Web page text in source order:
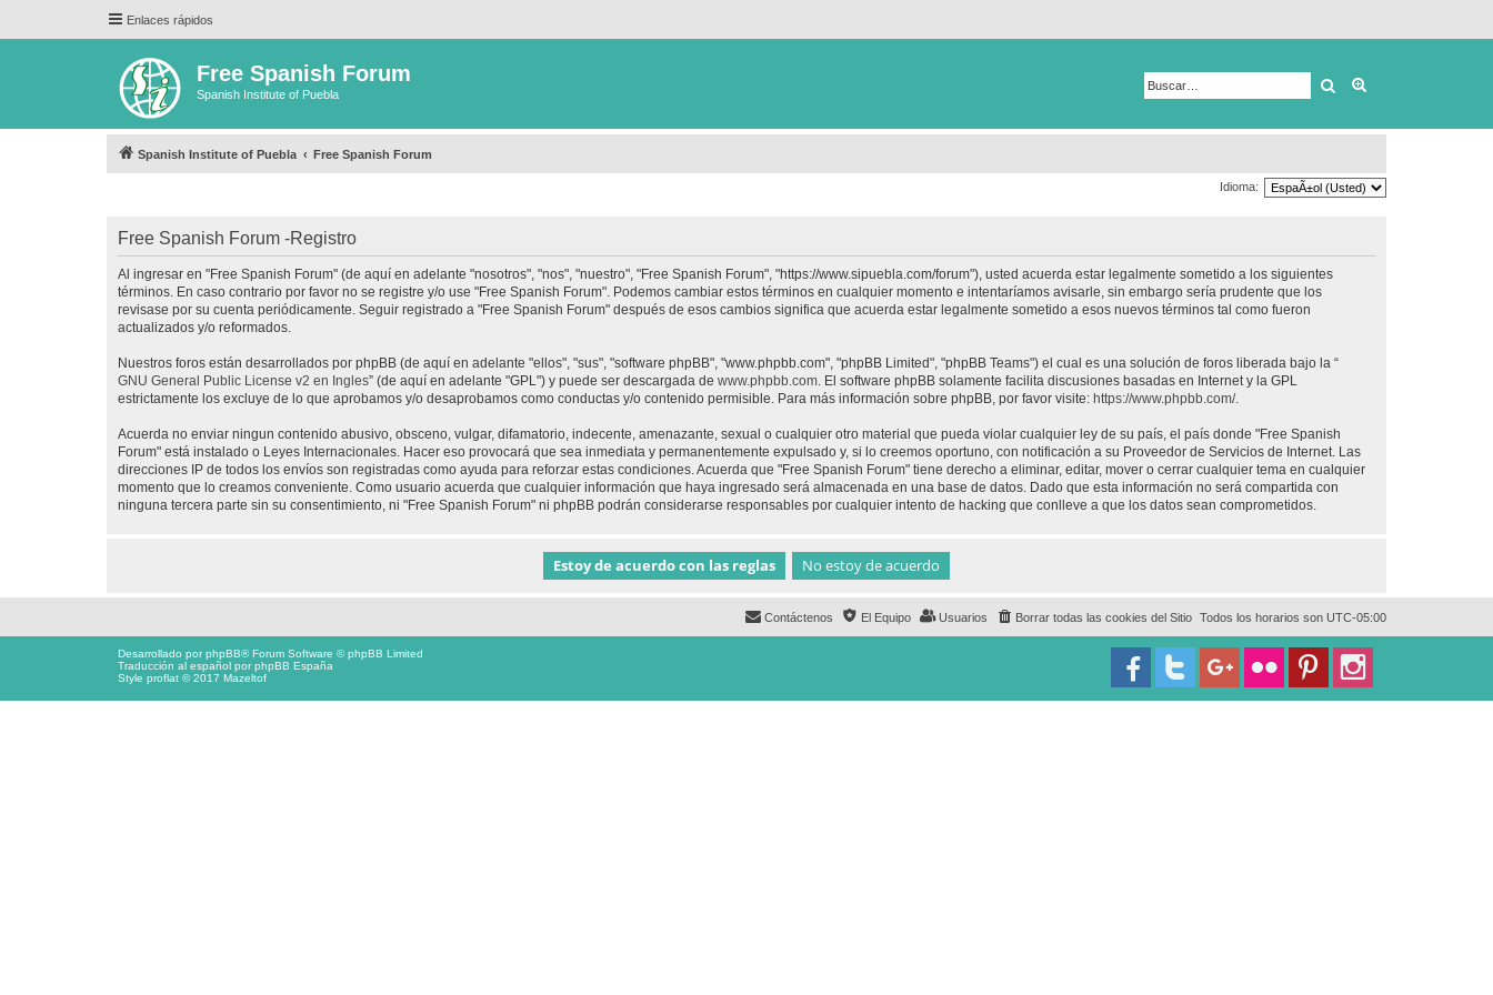
Enlaces rápidos
Free Spanish Forum
Spanish Institute of Puebla Buscar
Spanish Institute of Puebla Free Spanish Forum
Idioma:
Free Spanish Forum -Registro
Al ingresar en "Free Spanish Forum" (de aquí en adelante "nosotros", "nos", "nuestro", "Free Spanish Forum", "https://www.sipuebla.com/forum"), usted acuerda estar legalmente sometido a los siguientes
términos. En caso contrario por favor no se registre y/o use "Free Spanish Forum". Podemos cambiar estos términos en cualquier momento e intentaríamos avisarle, sin embargo sería prudente que los
revisase por su cuenta periódicamente. Seguir registrado a "Free Spanish Forum" después de esos cambios significa que acuerda estar legalmente sometido a esos nuevos términos tal como fueron
actualizados y/o reformados.
Nuestros foros están desarrollados por phpBB (de aquí en adelante "ellos", "sus", "software phpBB", "www.phpbb.com", "phpBB Limited", "phpBB Teams") el cual es una solución de foros liberada bajo la “
GNU General Public License v2 en Ingles” (de aquí en adelante "GPL") y puede ser descargada de www.phpbb.com . El software phpBB solamente facilita discusiones basadas en Internet y la GPL
estrictamente los excluye de lo que aprobamos y/o desaprobamos como conductas y/o contenido permisible. Para más información sobre phpBB, por favor visite: https://www.phpbb.com/.
Acuerda no enviar ningun contenido abusivo, obsceno, vulgar, difamatorio, indecente, amenazante, sexual o cualquier otro material que pueda violar cualquier ley de su país, el país donde "Free Spanish
Forum" está instalado o Leyes Internacionales. Hacer eso provocará que sea inmediata y permanentemente expulsado y, si lo creemos oportuno, con notificación a su Proveedor de Servicios de Internet. Las
direcciones IP de todos los envíos son registradas como ayuda para reforzar estas condiciones. Acuerda que "Free Spanish Forum" tiene derecho a eliminar, editar, mover o cerrar cualquier tema en cualquier
momento que lo creamos conveniente. Como usuario acuerda que cualquier información que haya ingresado será almacenada en una base de datos. Dado que esta información no será compartida con
ninguna tercera parte sin su consentimiento, ni "Free Spanish Forum" ni phpBB podrán considerarse responsables por cualquier intento de hacking que conlleve a que los datos sean comprometidos.
Todos los horarios son UTC-05:00
Borrar todas las cookies del Sitio
Usuarios
El Equipo
Contáctenos
Desarrollado porphpBB® Forum Software © phpBB Limited
Traducción al español porphpBB España
Style proflat © 2017 Mazeltof